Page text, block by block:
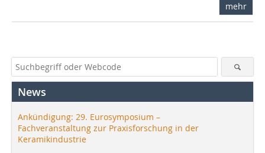
mehr
News
Ankündigung: 29. Eurosymposium –
Fachveranstaltung zur Praxisforschung in der
Keramikindustrie